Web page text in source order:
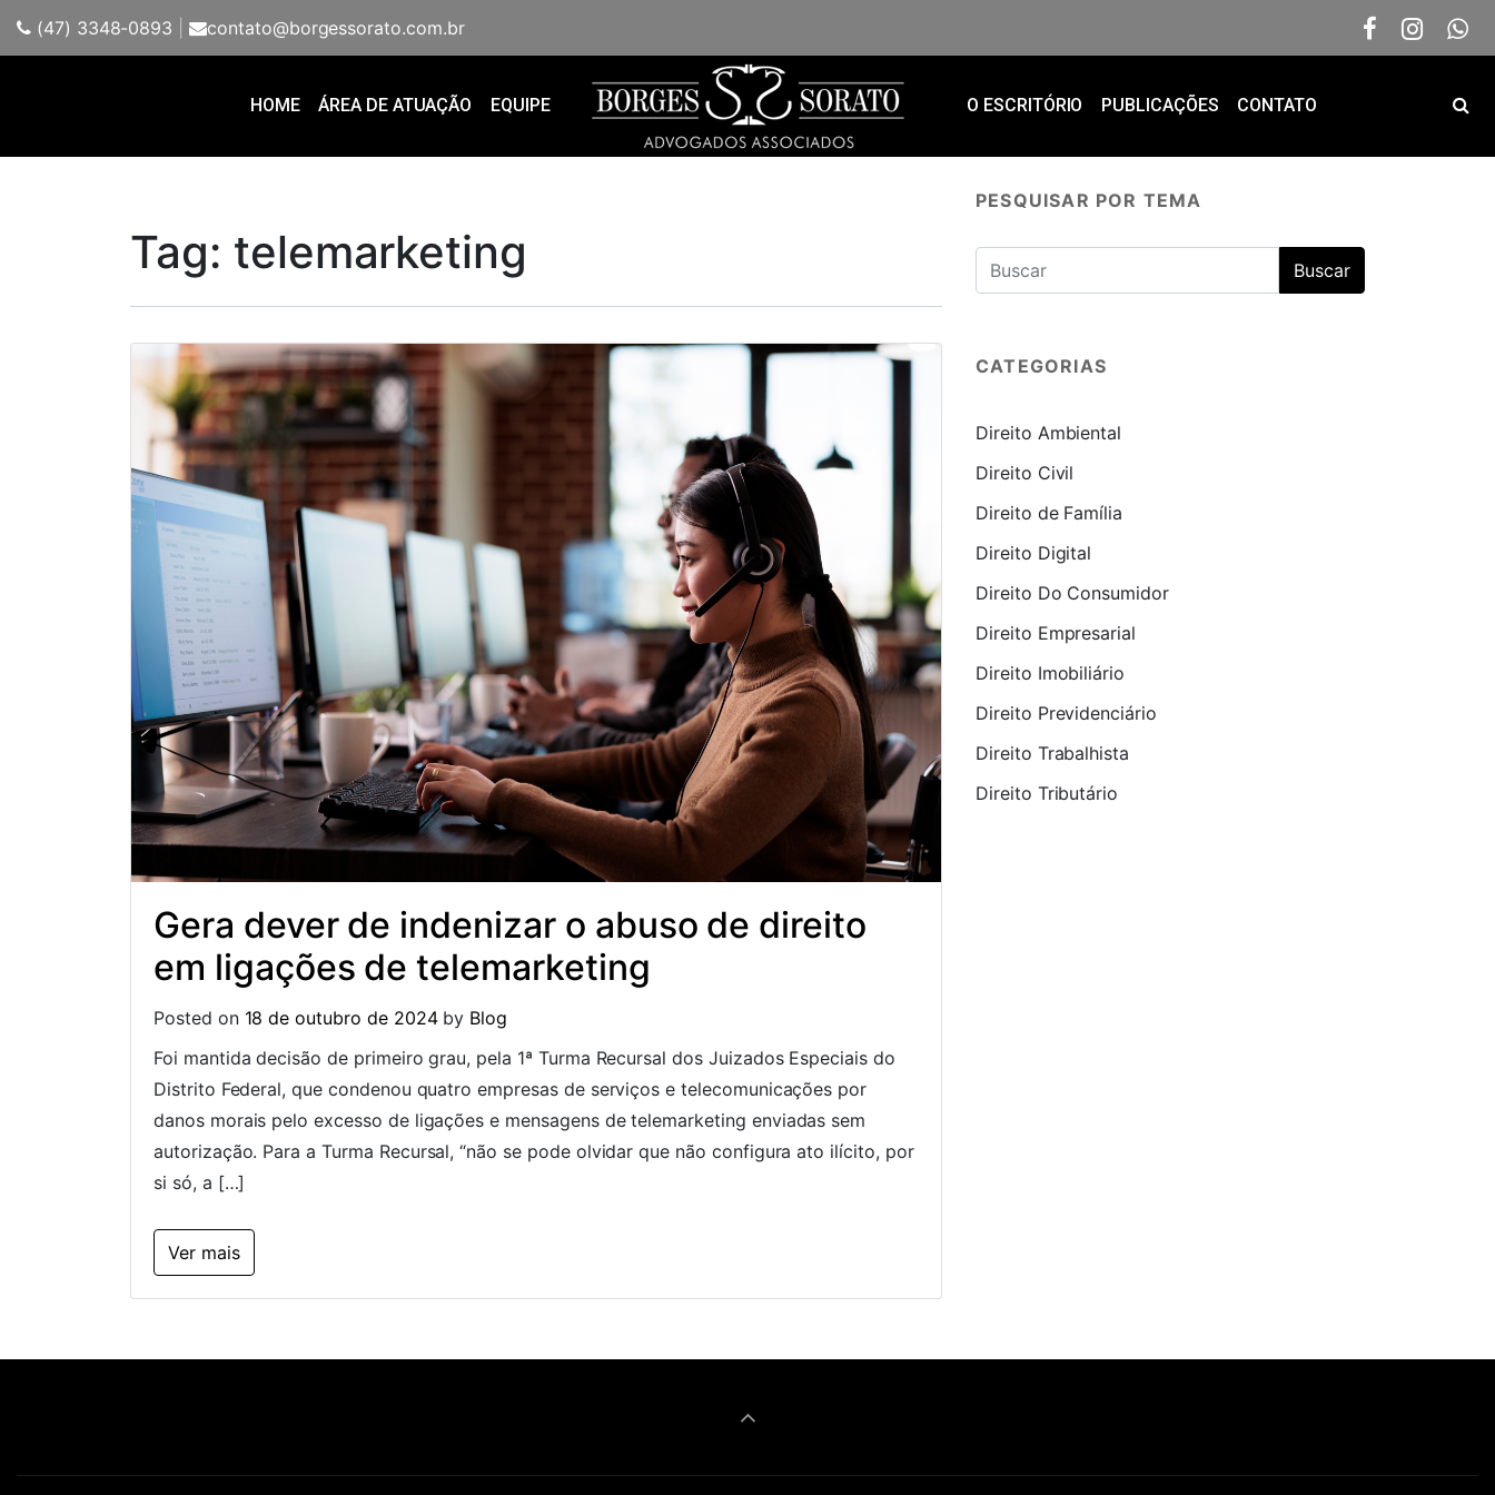
(47) 3348-0893 | contato@borgessorato.com.br
HOME ÁREA DE ATUAÇÃO EQUIPE O ESCRITÓRIO PUBLICAÇÕES CONTATO
Tag: telemarketing
Gera dever de indenizar o abuso de direito
em ligações de telemarketing
Posted on 18 de outubro de 2024 by Blog
Foi mantida decisão de primeiro grau, pela 1ª Turma Recursal dos Juizados Especiais do
Distrito Federal, que condenou quatro empresas de serviços e telecomunicações por
danos morais pelo excesso de ligações e mensagens de telemarketing enviadas sem
autorização. Para a Turma Recursal, “não se pode olvidar que não configura ato ilícito, por
si só, a […]
Ver mais
PESQUISAR POR TEMA
CATEGORIAS
Direito Ambiental
Direito Civil
Direito de Família
Direito Digital
Direito Do Consumidor
Direito Empresarial
Direito Imobiliário
Direito Previdenciário
Direito Trabalhista
Direito Tributário